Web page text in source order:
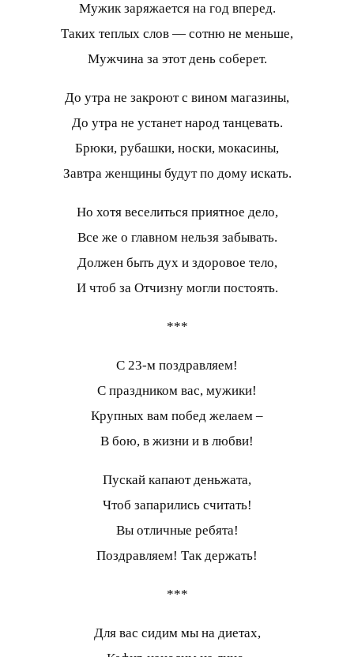
Мужик заряжается на год вперед.
Таких теплых слов — сотню не меньше,
Мужчина за этот день соберет.
До утра не закроют с вином магазины,
До утра не устанет народ танцевать.
Брюки, рубашки, носки, мокасины,
Завтра женщины будут по дому искать.
Но хотя веселиться приятное дело,
Все же о главном нельзя забывать.
Должен быть дух и здоровое тело,
И чтоб за Отчизну могли постоять.
***
С 23-м поздравляем!
С праздником вас, мужики!
Крупных вам побед желаем –
В бою, в жизни и в любви!
Пускай капают деньжата,
Чтоб запарились считать!
Вы отличные ребята!
Поздравляем! Так держать!
***
Для вас сидим мы на диетах,